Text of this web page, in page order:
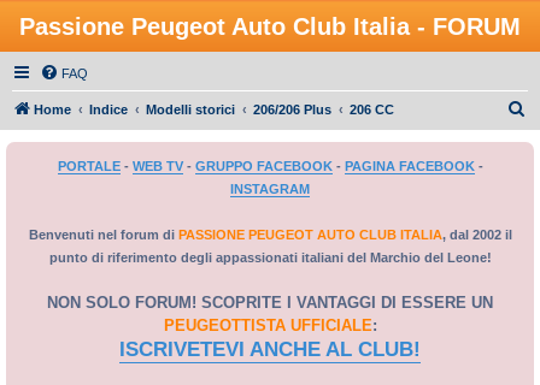
Passione Peugeot Auto Club Italia - FORUM
FAQ
Home Indice Modelli storici 206/206 Plus 206 CC
PORTALE- WEB TV- GRUPPO FACEBOOK- PAGINA FACEBOOK-
INSTAGRAM
Benvenuti nel forum di PASSIONE PEUGEOT AUTO CLUB ITALIA, dal 2002 il
punto di riferimento degli appassionati italiani del Marchio del Leone!
NON SOLO FORUM! SCOPRITE I VANTAGGI DI ESSERE UN
PEUGEOTTISTA UFFICIALE:
ISCRIVETEVI ANCHE AL CLUB!